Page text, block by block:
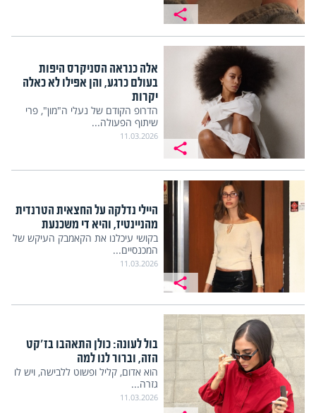
אלה כנראה הסניקרס היפות
בעולם כרגע, והן אפילו לא כאלה
יקרות
הדרופ הקודם של נעלי ה"מון", פרי
שיתוף הפעולה...
11.03.2026
היילי נדלקה על החצאית הטרנדית
מהניינטיז, והיא די משכנעת
בקושי עיכלנו את הקאמבק העיקש של
המכנסיים...
11.03.2026
בול לעונה: כולן התאהבו בז'קט
הזה, וברור לנו למה
הוא אדום, קליל ופשוט ללבישה, ויש לו
גזרה...
11.03.2026